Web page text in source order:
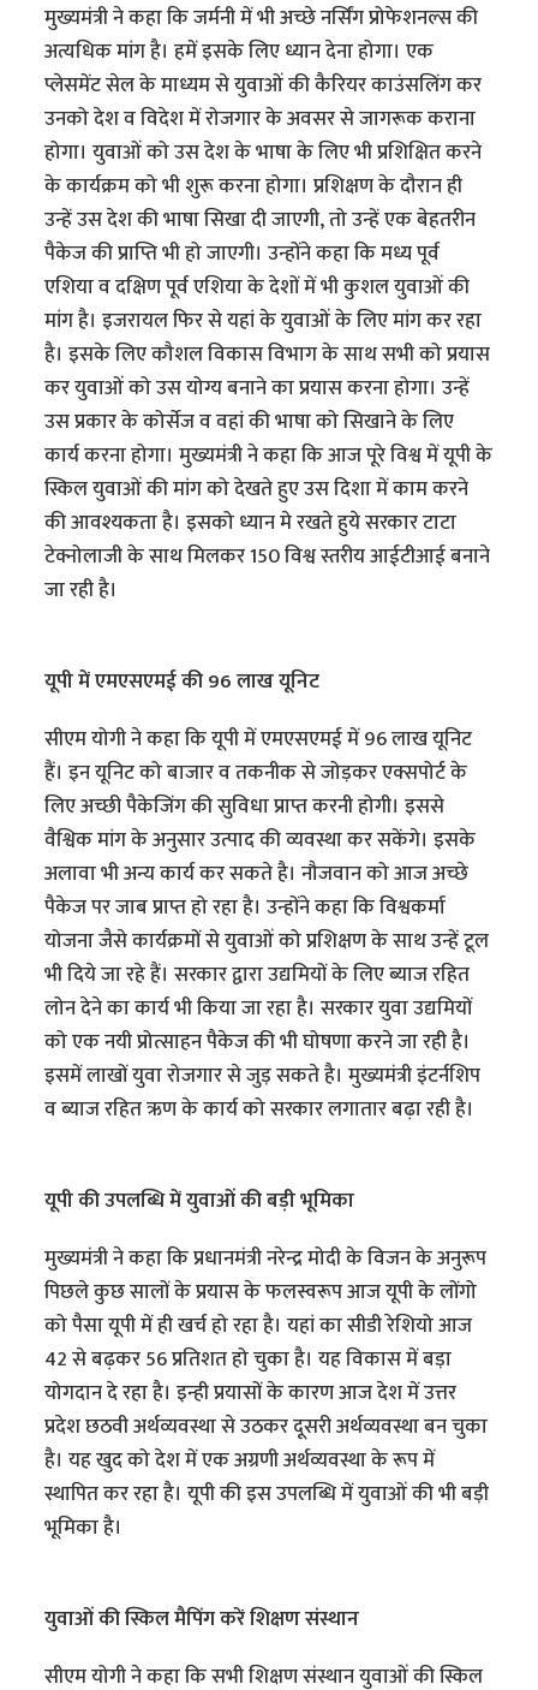
मुख्यमंत्री ने कहा कि जर्मनी में भी अच्छे नर्सिंग प्रोफेशनल्स की
अत्यधिक मांग है। हमें इसके लिए ध्यान देना होगा। एक
प्लेसमेंट सेल के माध्यम से युवाओं की कैरियर काउंसलिंग कर
उनको देश व विदेश में रोजगार के अवसर से जागरूक कराना
होगा। युवाओं को उस देश के भाषा के लिए भी प्रशिक्षित करने
के कार्यक्रम को भी शुरू करना होगा। प्रशिक्षण के दौरान ही
उन्हें उस देश की भाषा सिखा दी जाएगी, तो उन्हें एक बेहतरीन
पैकेज की प्राप्ति भी हो जाएगी। उन्होंने कहा कि मध्य पूर्व
एशिया व दक्षिण पूर्व एशिया के देशों में भी कुशल युवाओं की
मांग है। इजरायल फिर से यहां के युवाओं के लिए मांग कर रहा
है। इसके लिए कौशल विकास विभाग के साथ सभी को प्रयास
कर युवाओं को उस योग्य बनाने का प्रयास करना होगा। उन्हें
उस प्रकार के कोर्सेज व वहां की भाषा को सिखाने के लिए
कार्य करना होगा। मुख्यमंत्री ने कहा कि आज पूरे विश्व में यूपी के
स्किल युवाओं की मांग को देखते हुए उस दिशा में काम करने
की आवश्यकता है। इसको ध्यान मे रखते हुये सरकार टाटा
टेक्नोलाजी के साथ मिलकर 150 विश्व स्तरीय आईटीआई बनाने
जा रही है।
यूपी में एमएसएमई की 96 लाख यूनिट
सीएम योगी ने कहा कि यूपी में एमएसएमई में 96 लाख यूनिट
हैं। इन यूनिट को बाजार व तकनीक से जोड़कर एक्सपोर्ट के
लिए अच्छी पैकेजिंग की सुविधा प्राप्त करनी होगी। इससे
वैश्विक मांग के अनुसार उत्पाद की व्यवस्था कर सकेंगे। इसके
अलावा भी अन्य कार्य कर सकते है। नौजवान को आज अच्छे
पैकेज पर जाब प्राप्त हो रहा है। उन्होंने कहा कि विश्वकर्मा
योजना जैसे कार्यक्रमों से युवाओं को प्रशिक्षण के साथ उन्हें टूल
भी दिये जा रहे हैं। सरकार द्वारा उद्यमियों के लिए ब्याज रहित
लोन देने का कार्य भी किया जा रहा है। सरकार युवा उद्यमियों
को एक नयी प्रोत्साहन पैकेज की भी घोषणा करने जा रही है।
इसमें लाखों युवा रोजगार से जुड़ सकते है। मुख्यमंत्री इंटर्नशिप
व ब्याज रहित ऋण के कार्य को सरकार लगातार बढ़ा रही है।
यूपी की उपलब्धि में युवाओं की बड़ी भूमिका
मुख्यमंत्री ने कहा कि प्रधानमंत्री नरेन्द्र मोदी के विजन के अनुरूप
पिछले कुछ सालों के प्रयास के फलस्वरूप आज यूपी के लोंगो
को पैसा यूपी में ही खर्च हो रहा है। यहां का सीडी रेशियो आज
42 से बढ़कर 56 प्रतिशत हो चुका है। यह विकास में बड़ा
योगदान दे रहा है। इन्ही प्रयासों के कारण आज देश में उत्तर
प्रदेश छठवी अर्थव्यवस्था से उठकर दूसरी अर्थव्यवस्था बन चुका
है। यह खुद को देश में एक अग्रणी अर्थव्यवस्था के रूप में
स्थापित कर रहा है। यूपी की इस उपलब्धि में युवाओं की भी बड़ी
भूमिका है।
युवाओं की स्किल मैपिंग करें शिक्षण संस्थान
सीएम योगी ने कहा कि सभी शिक्षण संस्थान युवाओं की स्किल